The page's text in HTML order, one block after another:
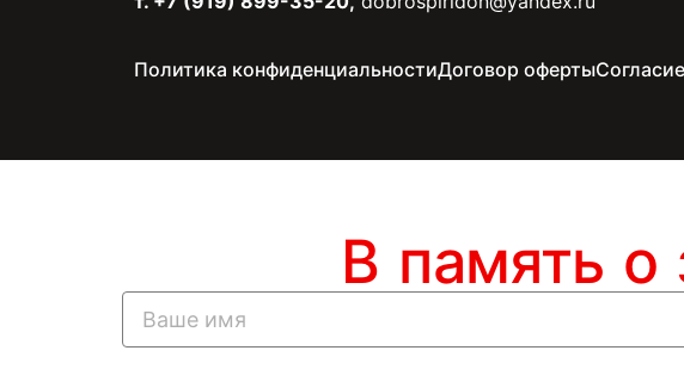
Политика конфиденциальностиДоговор оферты
В память о